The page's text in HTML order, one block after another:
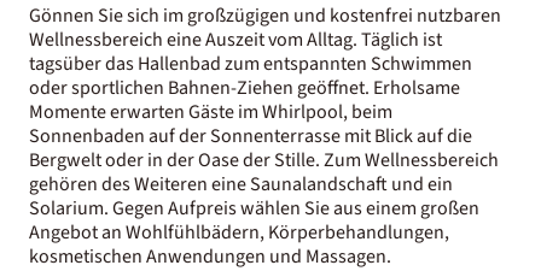
Gönnen Sie sich im großzügigen und kostenfrei nutzbaren
Wellnessbereich eine Auszeit vom Alltag. Täglich ist
tagsüber das Hallenbad zum entspannten Schwimmen
oder sportlichen Bahnen-Ziehen geöffnet. Erholsame
Momente erwarten Gäste im Whirlpool, beim
Sonnenbaden auf der Sonnenterrasse mit Blick auf die
Bergwelt oder in der Oase der Stille. Zum Wellnessbereich
gehören des Weiteren eine Saunalandschaft und ein
Solarium. Gegen Aufpreis wählen Sie aus einem großen
Angebot an Wohlfühlbädern, Körperbehandlungen,
kosmetischen Anwendungen und Massagen.